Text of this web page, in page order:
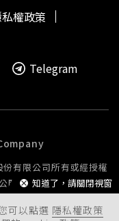
可以點選 隱私權政策
知道了，請關閉視窗
權政策
Telegram
有限公司所有或經授權
開播送或公開傳輸。